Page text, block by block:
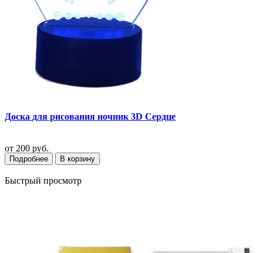
Доска для рисования ночник 3D Сердце
от 200 руб.
Подробнее В корзину
Быстрый просмотр